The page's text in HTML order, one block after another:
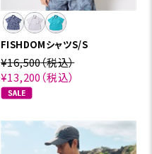
FISHDOMシャツS/S
¥16,500（税込）
¥13,200 （税込）